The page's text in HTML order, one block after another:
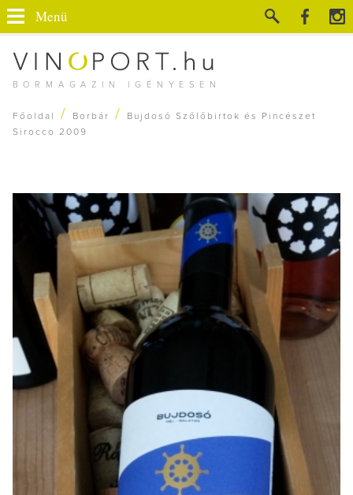
BORMAGAZIN IGÉNYESEN
Menü
Főoldal / Borbár /
Bujdosó Szőlőbirtok és Pincészet
Sirocco 2009